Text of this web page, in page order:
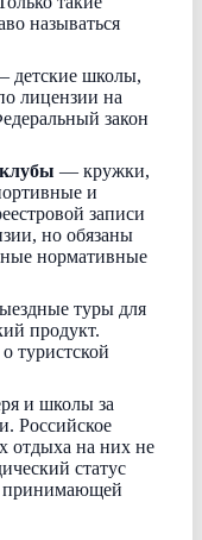
называться
детские школы,
лицензии на
закон
— кружки,
и
записи
но обязаны
нормативные
туры для
продукт.
туристской
и школы за
Российское
отдыха на них не
статус
принимающей